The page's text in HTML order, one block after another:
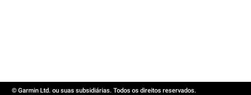
© Garmin Ltd. ou suas subsidiárias. Todos os direitos reservados.